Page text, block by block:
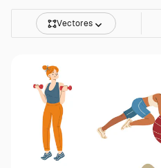
Vectores